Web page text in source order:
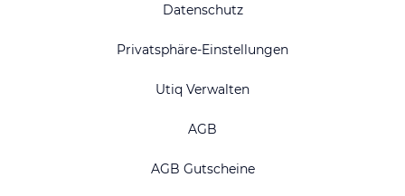
Datenschutz
Privatsphäre-Einstellungen
Utiq Verwalten
AGB
AGB Gutscheine